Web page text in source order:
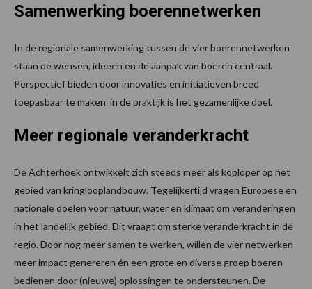
Samenwerking boerennetwerken
In de regionale samenwerking tussen de vier boerennetwerken
staan de wensen, ideeën en de aanpak van boeren centraal.
Perspectief bieden door innovaties en initiatieven breed
toepasbaar te maken in de praktijk is het gezamenlijke doel.
Meer regionale veranderkracht
De Achterhoek ontwikkelt zich steeds meer als koploper op het
gebied van kringlooplandbouw. Tegelijkertijd vragen Europese en
nationale doelen voor natuur, water en klimaat om veranderingen
in het landelijk gebied. Dit vraagt om sterke veranderkracht in de
regio. Door nog meer samen te werken, willen de vier netwerken
meer impact genereren én een grote en diverse groep boeren
bedienen door (nieuwe) oplossingen te ondersteunen. De